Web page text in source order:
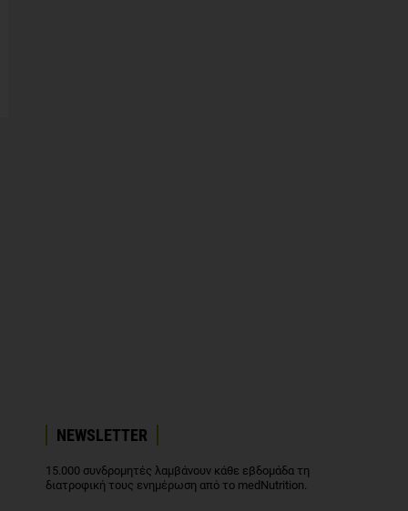
NEWSLETTER
15.000 συνδρομητές λαμβάνουν κάθε εβδομάδα τη
διατροφική τους ενημέρωση από το medNutrition.